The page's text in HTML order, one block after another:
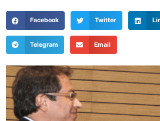
Facebook Twitter
Telegram Email